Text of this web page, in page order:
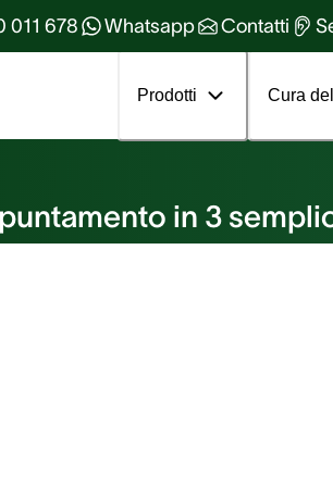
011 678 Whatsapp Contatti
Prodotti Cura
in 3